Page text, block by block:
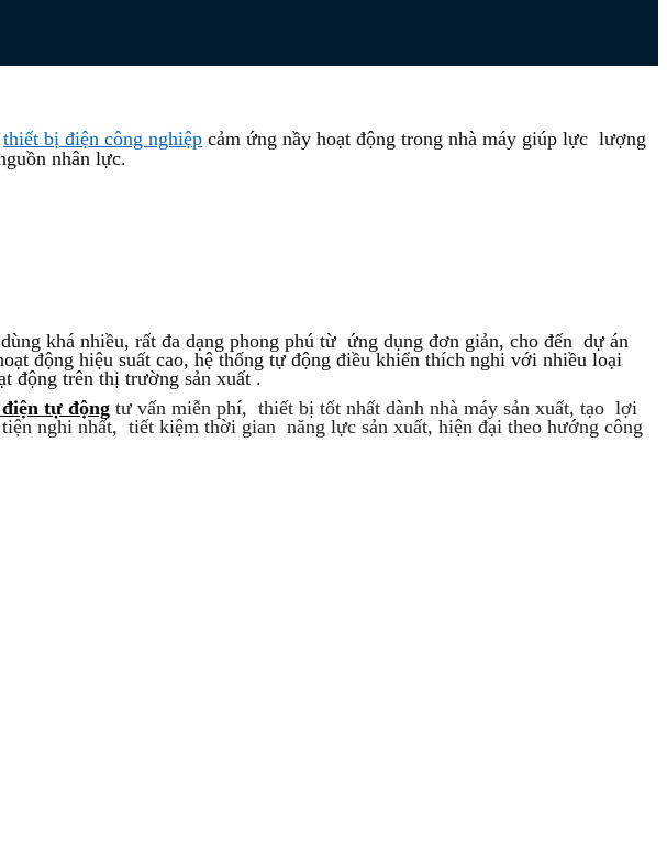
thiết bị điện công nghiệp cảm ứng nầy hoạt động trong nhà máy giúp lực lượng
nhân lực.
khá nhiều, rất đa dạng phong phú từ ứng dụng đơn giản, cho đến dự án
động hiệu suất cao, hệ thống tự động điều khiển thích nghi với nhiều loại
động trên thị trường sản xuất .
tự động tư vấn miễn phí, thiết bị tốt nhất dành nhà máy sản xuất, tạo lợi
nghi nhất, tiết kiệm thời gian năng lực sản xuất, hiện đại theo hướng công